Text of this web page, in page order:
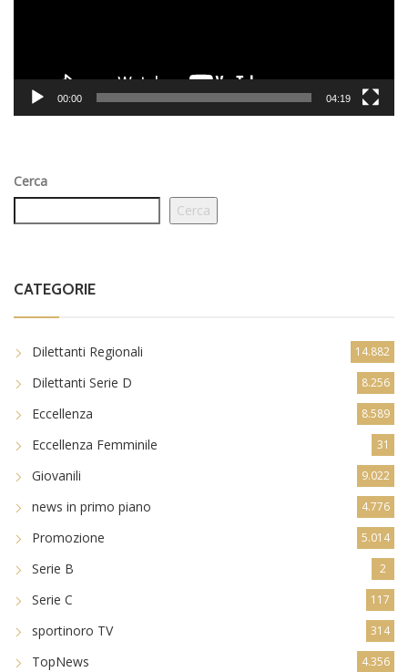
00:00 04:19
Cerca
Cerca
CATEGORIE
Dilettanti Regionali 14.882
Dilettanti Serie D 8.256
Eccellenza 8.589
Eccellenza Femminile 31
Giovanili 9.022
news in primo piano 4.776
Promozione 5.014
Serie B 2
Serie C 117
sportinoro TV 314
TopNews 4.356